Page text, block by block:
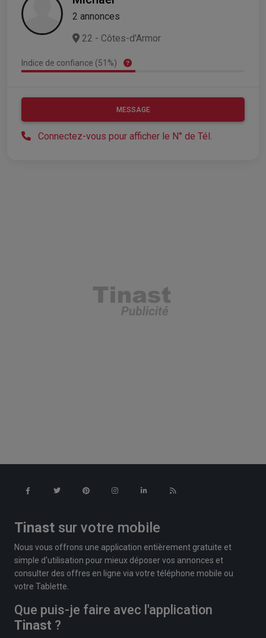
2 annonces
22 - Côtes-d'Armor
Indice de confiance (51%)
MESSAGE
Connectez-vous pour afficher le N° de Tél.
Tinast sur votre mobile
Nous vous offrons une application entièrement gratuite et
simple d'utilisation pour mieux déposer vos annonces et
consulter des offres en ligne via votre téléphone mobile ou
votre Tablette.
Que puis-je faire avec l'application
Tinast ?